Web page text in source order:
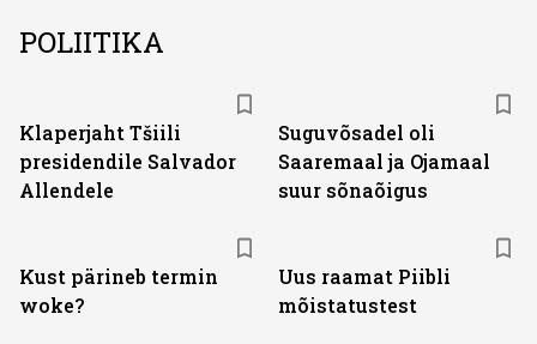
POLIITIKA
Klaperjaht Tšiili
presidendile Salvador
Allendele
Suguvõsadel oli
Saaremaal ja Ojamaal
suur sõnaõigus
Kust pärineb termin
woke?
Uus raamat Piibli
mõistatustest